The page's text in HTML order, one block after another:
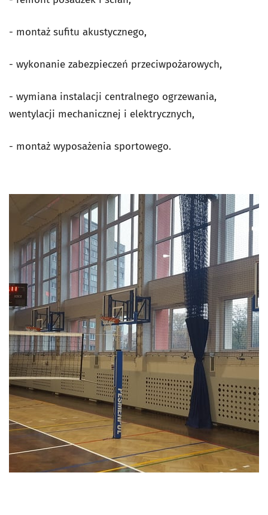
- montaż sufitu akustycznego,
- wykonanie zabezpieczeń przeciwpożarowych,
- wymiana instalacji centralnego ogrzewania,
wentylacji mechanicznej i elektrycznych,
- montaż wyposażenia sportowego.